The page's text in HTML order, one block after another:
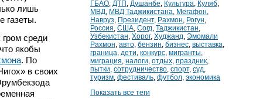
лишь
газеты.
гром среди
якобы
. По
в своих
ГБАО, ДТП , Душанбе, Культура, Куляб,
МВД, МВД Таджикистана, Мегафон,
Навруз, Президент, Рахмон, Рогун,
Россия, США, Согд, Таджикистан,
Узбекистан, Хорог, Худжанд, Эмомали
Рахмон, авто, бензин, бизнес, выставка,
граница, дети, конкурс, мигранты,
миграция, налоги, отдых, праздник,
пытки, сотрудничество, спорт, суд,
туризм, фестиваль, футбол, экономика
Показать все теги